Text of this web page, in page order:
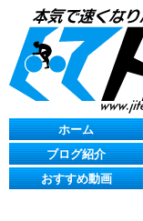
ホーム
ブログ紹介
おすすめ動画